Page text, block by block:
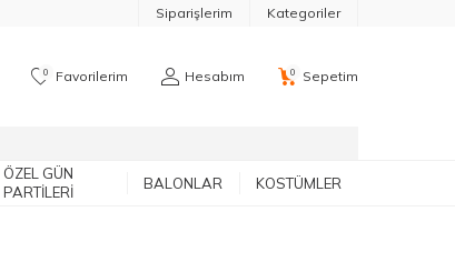
Siparişlerim Kategoriler
0 Favorilerim Hesabım 0 Sepetim
ÖZEL GÜN
PARTILERI
BALONLAR KOSTÜMLER